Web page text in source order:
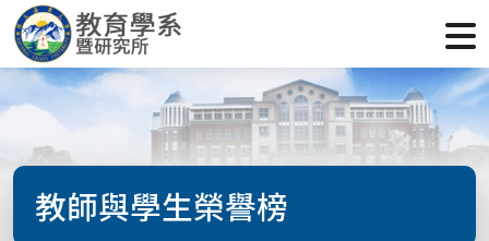
教師與學生榮譽榜